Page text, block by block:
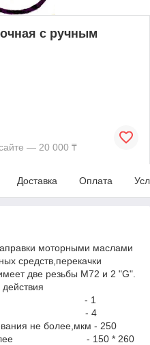
с ручным
— 20 000 ₸
Доставка Оплата
моторными маслами
средств,перекачки
две резьбы М72 и 2 "G".
насоса,м - 1
рукава,м - 4
не более,мкм - 250
не более - 150 * 260